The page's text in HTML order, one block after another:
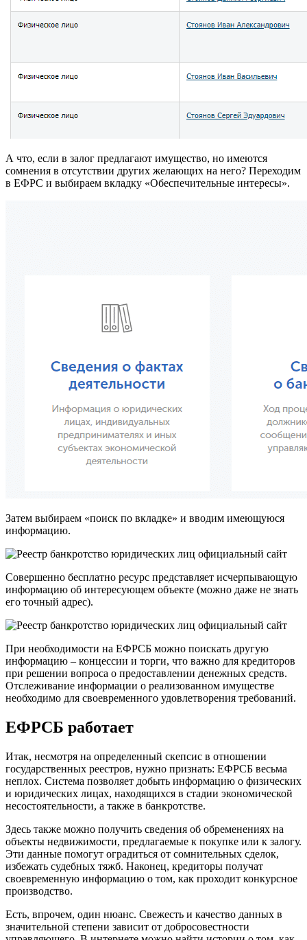
А что, если в залог предлагают имущество, но имеются
сомнения в отсутствии других желающих на него? Переходим
в ЕФРС и выбираем вкладку «Обеспечительные интересы».
Затем выбираем «поиск по вкладке» и вводим имеющуюся
информацию.
Совершенно бесплатно ресурс представляет исчерпывающую
информацию об интересующем объекте (можно даже не знать
его точный адрес).
При необходимости на ЕФРСБ можно поискать другую
информацию – концессии и торги, что важно для кредиторов
при решении вопроса о предоставлении денежных средств.
Отслеживание информации о реализованном имуществе
необходимо для своевременного удовлетворения требований.
ЕФРСБ работает
Итак, несмотря на определенный скепсис в отношении
государственных реестров, нужно признать: ЕФРСБ весьма
неплох. Система позволяет добыть информацию о физических
и юридических лицах, находящихся в стадии экономической
несостоятельности, а также в банкротстве.
Здесь также можно получить сведения об обременениях на
объекты недвижимости, предлагаемые к покупке или к залогу.
Эти данные помогут оградиться от сомнительных сделок,
избежать судебных тяжб. Наконец, кредиторы получат
своевременную информацию о том, как проходит конкурсное
производство.
Есть, впрочем, один нюанс. Свежесть и качество данных в
значительной степени зависит от добросовестности